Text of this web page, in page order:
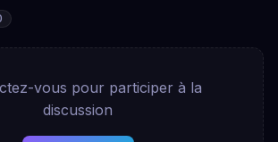
vous pour participer à la
discussion